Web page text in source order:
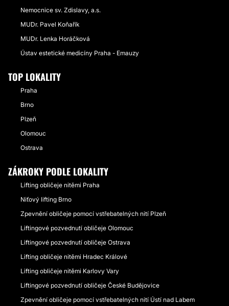
Nemocnice sv. Zdislavy, a.s.
MUDr. Pavel Koňařík
MUDr. Lenka Horáčková
Ústav estetické medicíny Praha - Emauzy
TOP LOKALITY
Praha
Brno
Plzeň
Olomouc
Ostrava
ZÁKROKY PODLE LOKALITY
Lifting obličeje nitěmi Praha
Niťový lifting Brno
Zpevnění obličeje pomocí vstřebatelných nití Plzeň
Liftingové pozvednutí obličeje Olomouc
Liftingové pozvednutí obličeje Ostrava
Lifting obličeje nitěmi Hradec Králové
Lifting obličeje nitěmi Karlovy Vary
Liftingové pozvednutí obličeje České Budějovice
Zpevnění obličeje pomocí vstřebatelných nití Ústí nad Labem